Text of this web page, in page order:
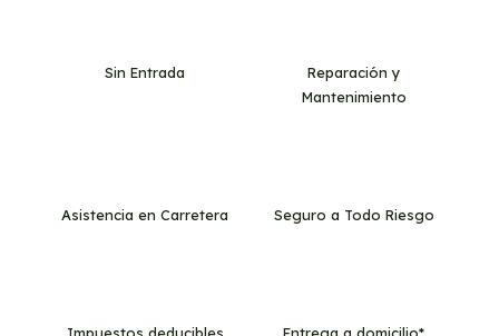
Sin Entrada
Reparación y
Mantenimiento
Asistencia en Carretera Seguro a Todo Riesgo